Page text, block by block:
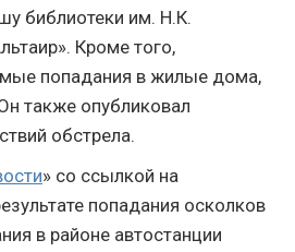
библиотеки им. Н.К.
Кроме того,
попадания в жилые дома,
также опубликовал
обстрела.
» со ссылкой на
попадания осколков
в районе автостанции